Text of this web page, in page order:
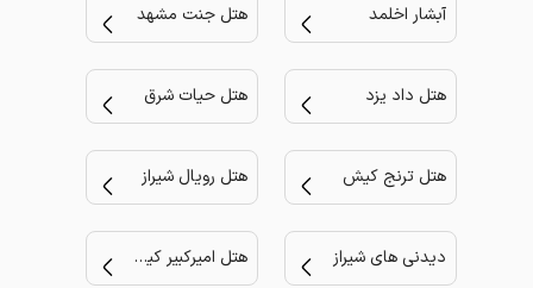
آبشار اخلمد هتل جنت مشهد
هتل داد یزد هتل حیات شرق
هتل ترنج کیش هتل رویال شیراز
دیدنی های شیراز هتل امیرکبیر کیش